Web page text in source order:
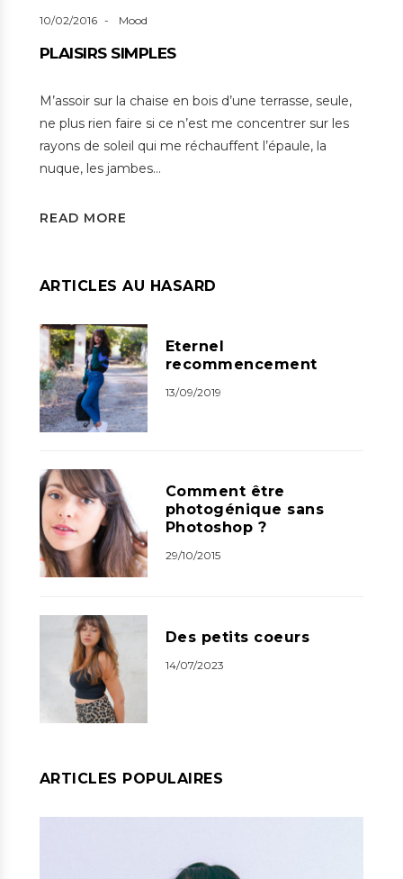
10/02/2016 Mood
PLAISIRS SIMPLES
M’assoir sur la chaise en bois d’une terrasse, seule,
ne plus rien faire si ce n’est me concentrer sur les
rayons de soleil qui me réchauffent l’épaule, la
nuque, les jambes…
READ MORE
ARTICLES AU HASARD
Eternel
recommencement
13/09/2019
Comment être
photogénique sans
Photoshop ?
29/10/2015
Des petits coeurs
14/07/2023
ARTICLES POPULAIRES